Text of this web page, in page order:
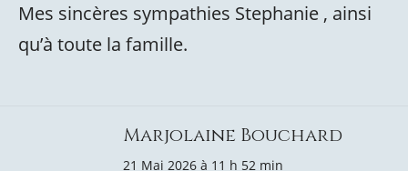
Mes sincères sympathies Stephanie , ainsi
qu’à toute la famille.
Marjolaine Bouchard
21 Mai 2026 à 11 h 52 min